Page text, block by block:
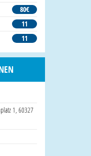
80€
11
11
1, 60327